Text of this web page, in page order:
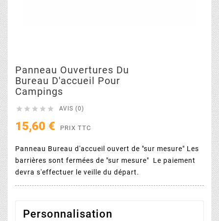
Panneau Ouvertures Du
Bureau D'accueil Pour
Campings
     AVIS (0)
15,60 € PRIX TTC
Panneau Bureau d'accueil ouvert de "sur mesure" Les
barrières sont fermées de "sur mesure" Le paiement
devra s'effectuer le veille du départ.
Personnalisation